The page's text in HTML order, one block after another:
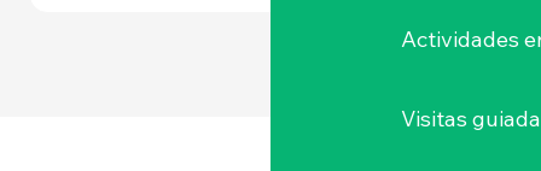
Actividades
Visitas